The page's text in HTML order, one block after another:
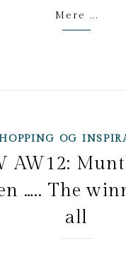
Mere ...
OG
AW12:
….. The
all